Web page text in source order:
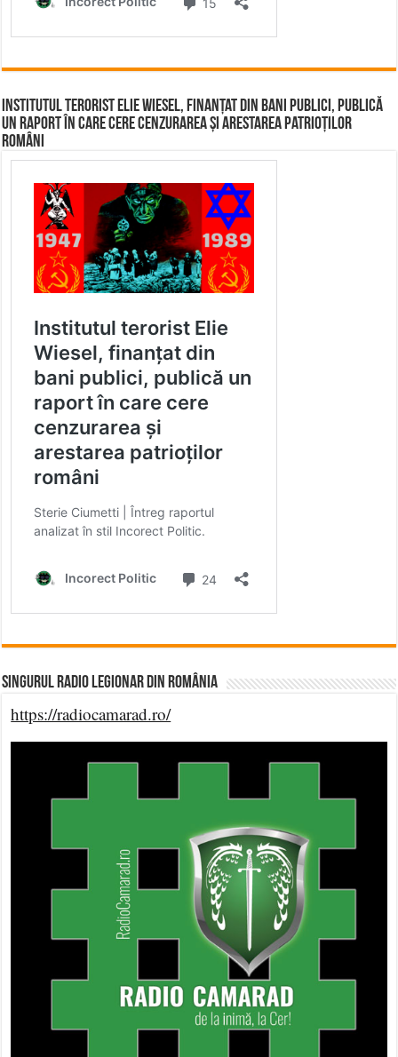
Institutul terorist Elie Wiesel, finanțat din bani publici, publică
un raport în care cere cenzurarea și arestarea patrioților
români
Singurul Radio Legionar din România
https://radiocamarad.ro/